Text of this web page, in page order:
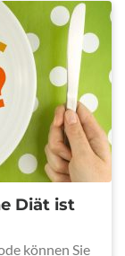
Diät ist
können Sie